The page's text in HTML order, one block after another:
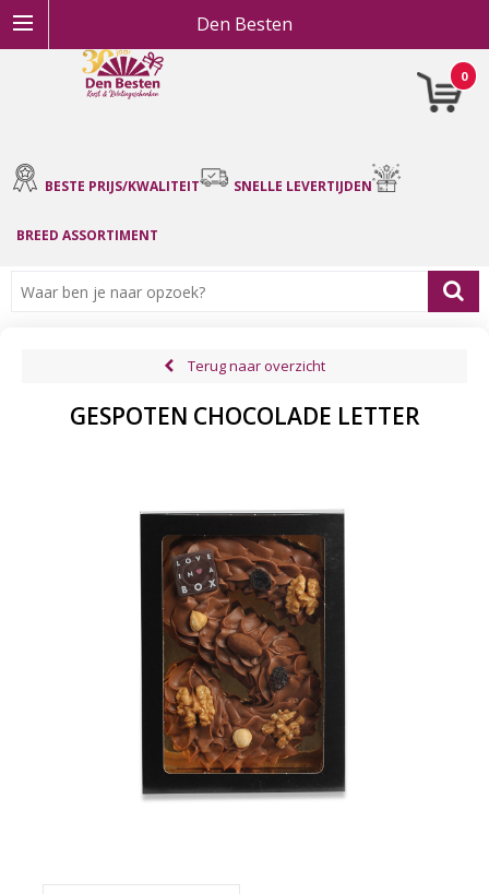
Den Besten
0
BESTE PRIJS/KWALITEIT SNELLE LEVERTIJDEN
BREED ASSORTIMENT
Terug naar overzicht
GESPOTEN CHOCOLADE LETTER